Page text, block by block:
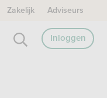
Zakelijk Adviseurs
Inloggen